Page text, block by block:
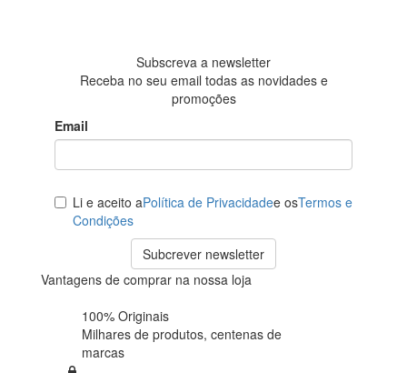
Subscreva a newsletter
Receba no seu email todas as novidades e
promoções
Email
Li e aceito aPolítica de Privacidadee osTermos e
Condições
Subcrever newsletter
Vantagens de comprar na nossa loja
100% Originais
Milhares de produtos, centenas de
marcas